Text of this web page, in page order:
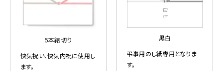
5本結切り
快気祝い、快気内祝に使用し
ます。
黒白
弔事用のし紙専用となりま
す。